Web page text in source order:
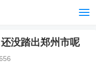
没踏出郑州市呢